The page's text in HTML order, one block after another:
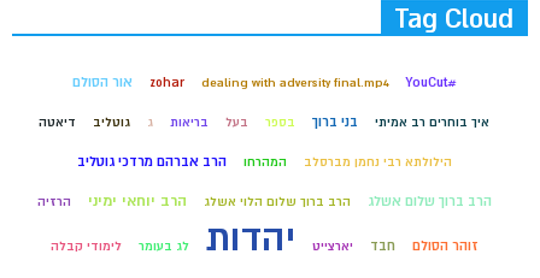
Tag Cloud
#YouCut
dealing with adversity final.mp4
zohar אור הסולם
איך בוחרים רב אמיתי בני ברוך בספר בעל בריאות ג גוטליב דיאטה
הילולתא רבי נחמן מברסלב המהרחו הרב אברהם מרדכי גוטליב
הרב ברוך שלום אשלג הרב ברוך שלום הלוי אשלג הרב יוחאי ימיני הרזיה
זוהר הסולם חבד יארצייט יהדות לג בעומר לימודי קבלה